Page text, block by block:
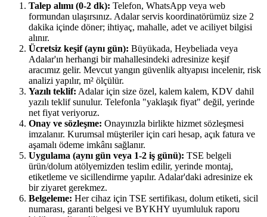
Talep alımı (0-2 dk): Telefon, WhatsApp veya web
formundan ulaşırsınız. Adalar servis koordinatörümüz size 2
dakika içinde döner; ihtiyaç, mahalle, adet ve aciliyet bilgisi
alınır.
Ücretsiz keşif (aynı gün): Büyükada, Heybeliada veya
Adalar'ın herhangi bir mahallesindeki adresinize keşif
aracımız gelir. Mevcut yangın güvenlik altyapısı incelenir, risk
analizi yapılır, m² ölçülür.
Yazılı teklif: Adalar için size özel, kalem kalem, KDV dahil
yazılı teklif sunulur. Telefonla "yaklaşık fiyat" değil, yerinde
net fiyat veriyoruz.
Onay ve sözleşme: Onayınızla birlikte hizmet sözleşmesi
imzalanır. Kurumsal müşteriler için cari hesap, açık fatura ve
aşamalı ödeme imkânı sağlanır.
Uygulama (aynı gün veya 1-2 iş günü): TSE belgeli
ürün/dolum atölyemizden teslim edilir, yerinde montaj,
etiketleme ve sicillendirme yapılır. Adalar'daki adresinize ek
bir ziyaret gerekmez.
Belgeleme: Her cihaz için TSE sertifikası, dolum etiketi, sicil
numarası, garanti belgesi ve BYKHY uyumluluk raporu